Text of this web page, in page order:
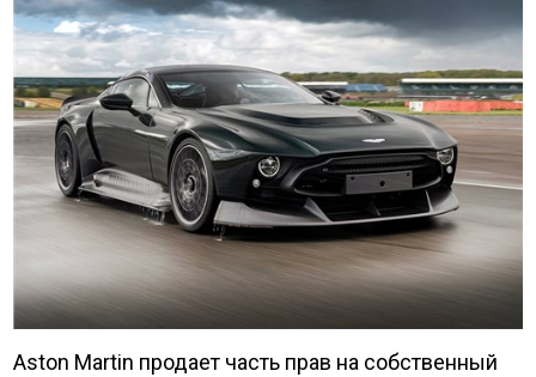
Aston Martin продает часть прав на собственный